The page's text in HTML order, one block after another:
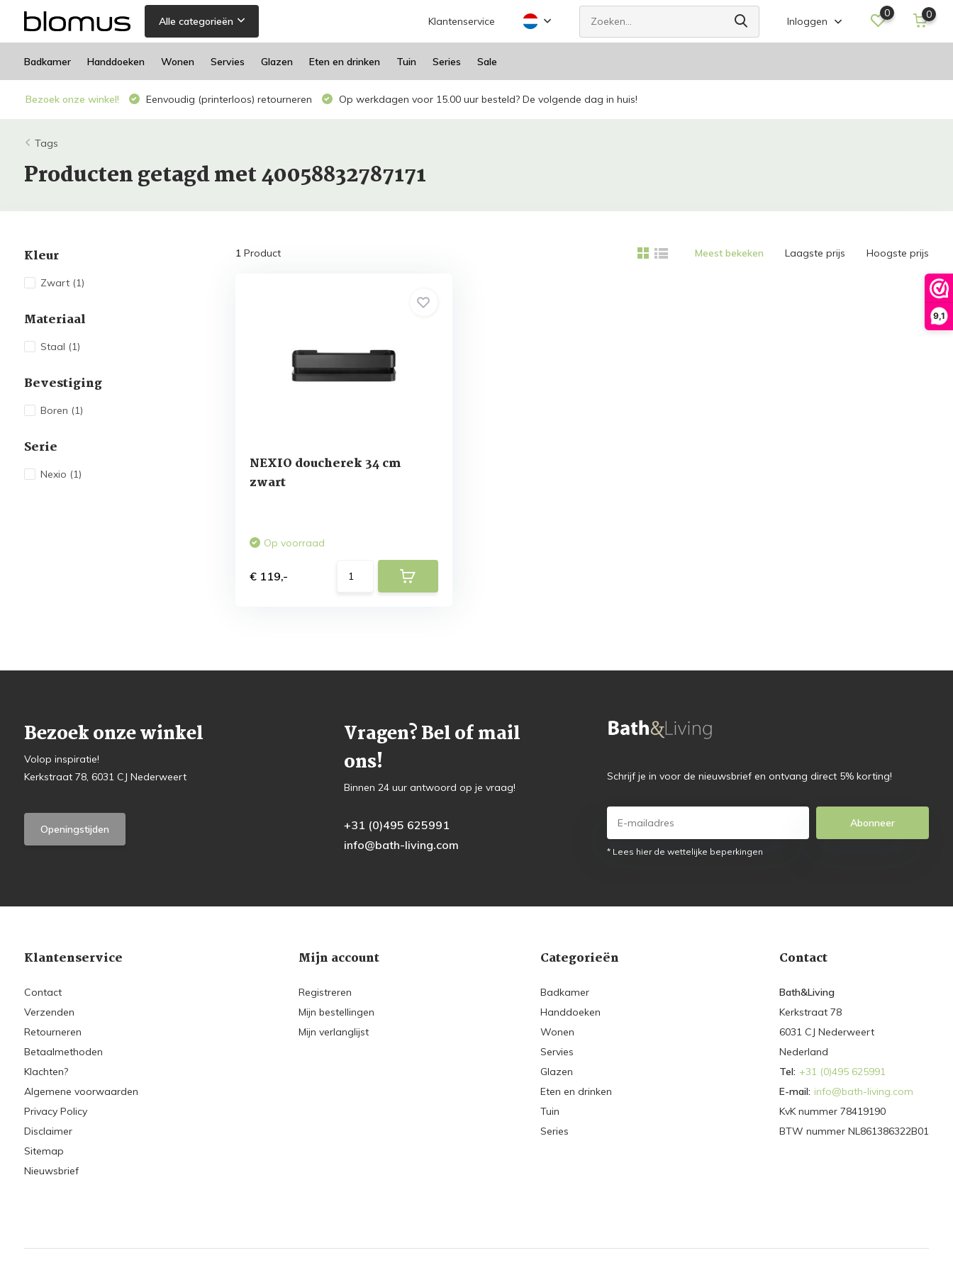
9,1
Alle categorieën Klantenservice Inloggen
0 0
Badkamer Handdoeken Wonen Servies Glazen Eten en drinken Tuin Series Sale
Bezoek onze winkel! Eenvoudig (printerloos) retourneren Op werkdagen voor 15.00 uur besteld? De volgende dag in huis!
Tags
Producten getagd met 40058832787171
Kleur
Zwart (1)
Materiaal
Staal (1)
Bevestiging
Boren (1)
Serie
Nexio (1)
1Product Meest bekeken Laagste prijs Hoogste prijs
NEXIO doucherek 34 cm
zwart
Op voorraad
€ 119,-
Bezoek onze winkel
Volop inspiratie!
Kerkstraat 78, 6031 CJ Nederweert
Openingstijden
Vragen? Bel of mail
ons!
Binnen 24 uur antwoord op je vraag!
+31 (0)495 625991
info@bath-living.com
Schrijf je in voor de nieuwsbrief en ontvang direct 5% korting!
Abonneer
* Lees hier de wettelijke beperkingen
Klantenservice
Contact
Verzenden
Retourneren
Betaalmethoden
Klachten?
Algemene voorwaarden
Privacy Policy
Disclaimer
Sitemap
Nieuwsbrief
Mijn account
Registreren
Mijn bestellingen
Mijn verlanglijst
Categorieën
Badkamer
Handdoeken
Wonen
Servies
Glazen
Eten en drinken
Tuin
Series
Contact
Bath&Living
Kerkstraat 78
6031 CJ Nederweert
Nederland
Tel: +31 (0)495 625991
E-mail: info@bath-living.com
KvK nummer 78419190
BTW nummer NL861386322B01